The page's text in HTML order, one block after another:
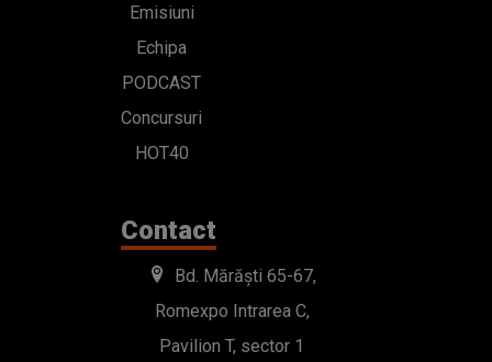
Emisiuni
Echipa
PODCAST
Concursuri
HOT40
Contact
Bd. Mărăști 65-67,
Romexpo Intrarea C,
Pavilion T, sector 1